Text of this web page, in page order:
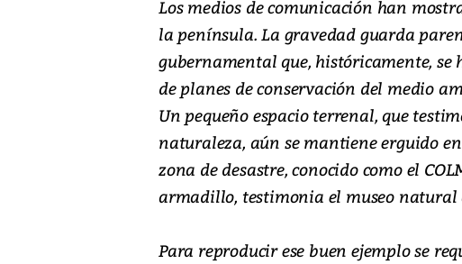
Los medios de comunicación han
la península. La gravedad guarda
gubernamental que, históricamente,
de planes de conservación del medio
Un pequeño espacio terrenal, que
naturaleza, aún se mantiene erguido
zona de desastre, conocido como el
armadillo, testimonia el museo natural
Para reproducir ese buen ejemplo se